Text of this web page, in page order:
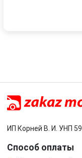
ИП Корней В. И. УНП
Способ оплаты